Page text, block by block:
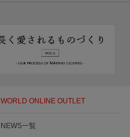
WORLD ONLINE OUTLET
NEWS一覧